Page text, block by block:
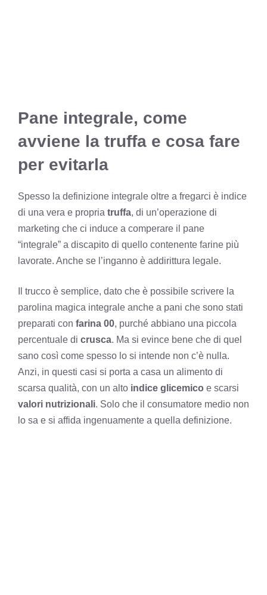
Pane integrale, come
avviene la truffa e cosa fare
per evitarla
Spesso la definizione integrale oltre a fregarci è indice
di una vera e propria truffa, di un’operazione di
marketing che ci induce a comperare il pane
“integrale” a discapito di quello contenente farine più
lavorate. Anche se l’inganno è addirittura legale.
Il trucco è semplice, dato che è possibile scrivere la
parolina magica integrale anche a pani che sono stati
preparati con farina 00, purché abbiano una piccola
percentuale di crusca. Ma si evince bene che di quel
sano così come spesso lo si intende non c’è nulla.
Anzi, in questi casi si porta a casa un alimento di
scarsa qualità, con un alto indice glicemico e scarsi
valori nutrizionali. Solo che il consumatore medio non
lo sa e si affida ingenuamente a quella definizione.